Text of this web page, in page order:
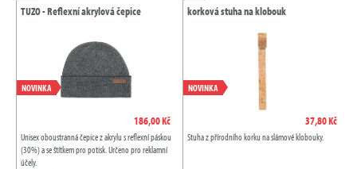
TUZO - Reflexní akrylová čepice
NOVINKA
186,00 Kč
Unisex oboustranná čepice z akrylu s reflexní páskou
(30%) a se štítkem pro potisk. Určeno pro reklamní
účely.
korková stuha na klobouk
NOVINKA
37,80 Kč
Stuha z přírodního korku na slámové klobouky.